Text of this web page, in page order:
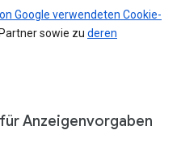
Google verwendeten Cookie-
sowie zu deren
Anzeigenvorgaben